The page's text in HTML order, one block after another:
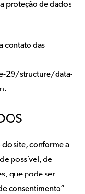
proteção de dados
contato das
29/structure/data-
do site, conforme a
possível, de
que pode ser
consentimento”